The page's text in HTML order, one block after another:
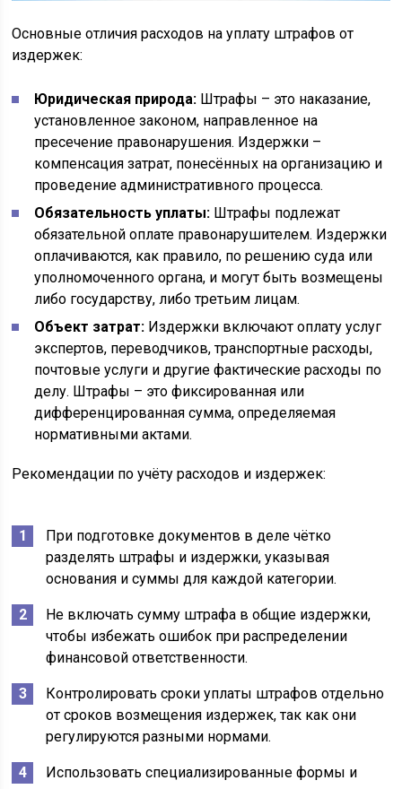
Основные отличия расходов на уплату штрафов от
издержек:
Юридическая природа: Штрафы – это наказание,
установленное законом, направленное на
пресечение правонарушения. Издержки –
компенсация затрат, понесённых на организацию и
проведение административного процесса.
Обязательность уплаты: Штрафы подлежат
обязательной оплате правонарушителем. Издержки
оплачиваются, как правило, по решению суда или
уполномоченного органа, и могут быть возмещены
либо государству, либо третьим лицам.
Объект затрат: Издержки включают оплату услуг
экспертов, переводчиков, транспортные расходы,
почтовые услуги и другие фактические расходы по
делу. Штрафы – это фиксированная или
дифференцированная сумма, определяемая
нормативными актами.
Рекомендации по учёту расходов и издержек:
При подготовке документов в деле чётко
разделять штрафы и издержки, указывая
основания и суммы для каждой категории.
Не включать сумму штрафа в общие издержки,
чтобы избежать ошибок при распределении
финансовой ответственности.
Контролировать сроки уплаты штрафов отдельно
от сроков возмещения издержек, так как они
регулируются разными нормами.
Использовать специализированные формы и